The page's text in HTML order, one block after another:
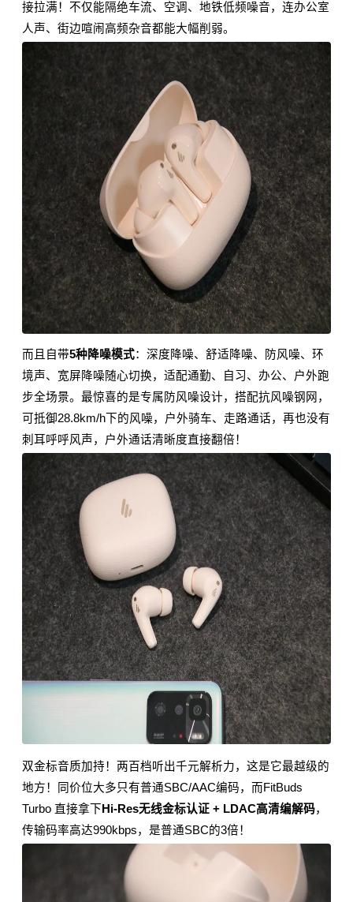
接拉满！不仅能隔绝车流、空调、地铁低频噪音，连办公室
人声、街边喧闹高频杂音都能大幅削弱。
而且自带5种降噪模式：深度降噪、舒适降噪、防风噪、环
境声、宽屏降噪随心切换，适配通勤、自习、办公、户外跑
步全场景。最惊喜的是专属防风噪设计，搭配抗风噪钢网，
可抵御28.8km/h下的风噪，户外骑车、走路通话，再也没有
刺耳呼呼风声，户外通话清晰度直接翻倍！
双金标音质加持！两百档听出千元解析力， 这是它最越级的
地方！同价位大多只有普通SBC/AAC编码，而FitBuds
Turbo 直接拿下 Hi-Res无线金标认证 + LDAC高清编解码，
传输码率高达990kbps，是普通SBC的3倍！